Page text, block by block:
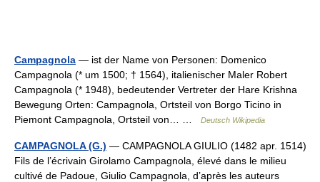
Campagnola — ist der Name von Personen: Domenico
Campagnola (* um 1500; † 1564), italienischer Maler Robert
Campagnola (* 1948), bedeutender Vertreter der Hare Krishna
Bewegung Orten: Campagnola, Ortsteil von Borgo Ticino in
Piemont Campagnola, Ortsteil von… …
Deutsch Wikipedia
CAMPAGNOLA (G.) — CAMPAGNOLA GIULIO (1482 apr. 1514)
Fils de l’écrivain Girolamo Campagnola, élevé dans le milieu
cultivé de Padoue, Giulio Campagnola, d’après les auteurs